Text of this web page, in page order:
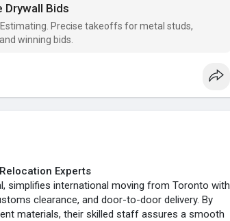
Drywall Bids
Precise takeoffs for metal studs,
winning bids.
Experts
simplifies international moving from Toronto with
clearance, and door-to-door delivery. By
materials, their skilled staff assures a smooth